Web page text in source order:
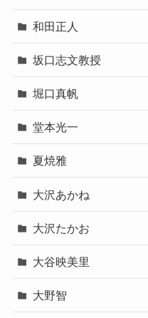
和田正人
坂口志文教授
堀口真帆
堂本光一
夏焼雅
大沢あかね
大沢たかお
大谷映美里
大野智